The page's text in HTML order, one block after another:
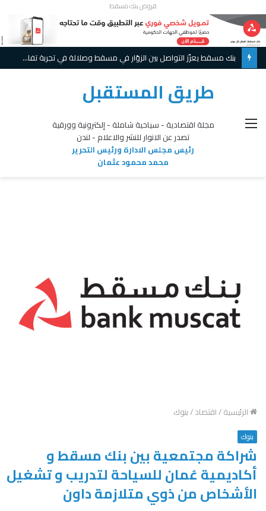
قروض بنك مسقط
بنك مسقط يعزّز التواصل بين الزوّار في مسقط وصلالة في تجربة تفاعلية مبتكرة ويواصل تقديم عروض حصريّة خلال موسم الخريف
طريق المستقبل
مجلة اقتصادية - سياحية شاملة - إلكترونية وورقية
تصدر عن الانوار للنشر والاعلام - لندن
رئيس مجلس الادارة ورئيس التحرير
محمد محمود عثمان
القائمة
الرئيسية/اقتصاد/بنوك
بنوك
شراكة مجتمعية بين بنك مسقط و
أكاديمية عُمان للسياحة لتدريب و تشغيل
الأشخاص من ذوي متلازمة داون